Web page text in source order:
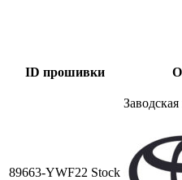
ID прошивки
89663-YWF22 Stock